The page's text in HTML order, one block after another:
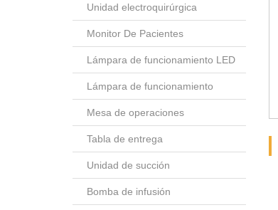
Unidad electroquirúrgica
Monitor De Pacientes
Lámpara de funcionamiento LED
Lámpara de funcionamiento
Mesa de operaciones
Tabla de entrega
Unidad de succión
Bomba de infusión